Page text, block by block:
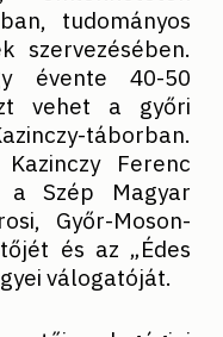
tudományos
szervezésében.
évente 40-50
vehet a győri
táborban.
Ferenc
a Szép Magyar
Győr-Moson-
és az „Édes
válogatóját.